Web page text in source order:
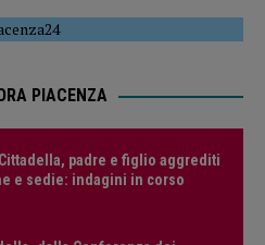
PIACENZA
padre e figlio aggrediti
e sedie: indagini in corso